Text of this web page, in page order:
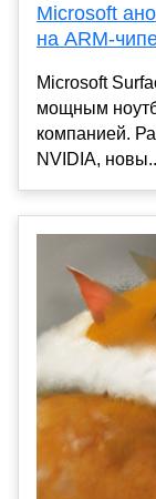
Microsoft
на ARM-
Microsoft
мощным
компанией.
NVIDIA,